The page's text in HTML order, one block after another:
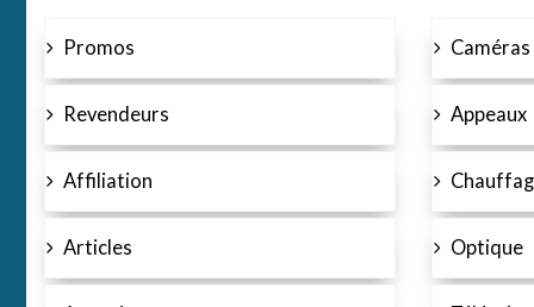
Promos
Revendeurs
Affiliation
Articles
Caméras
Appeaux
Optique